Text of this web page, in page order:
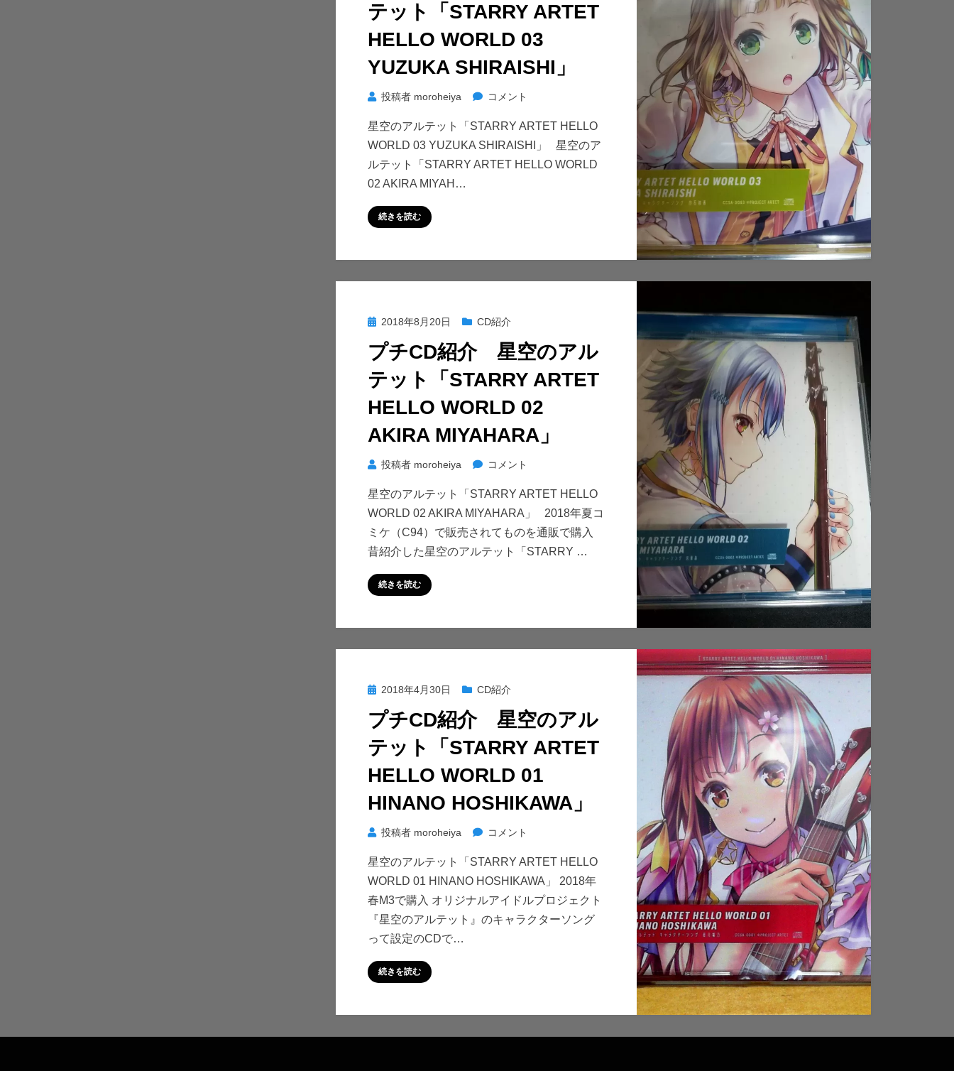
04
KUSAKABE」
に
テット「STARRY ARTET
HELLO WORLD 03
YUZUKA SHIRAISHI」
投稿者 moroheiya
プ
CD
紹
介
「STARRY
ARTET
HELLO
WORLD
YUZUKA
SHIRAISHI」
コメント
星空のアルテット「STARRY ARTET HELLO
WORLD 03 YUZUKA SHIRAISHI」 星空のア
ルテット「STARRY ARTET HELLO WORLD
02 AKIRA MIYAH…
続きを読む
投
日:
2018年8月20日 CD紹介
プチCD紹介 星空のアル
テット「STARRY ARTET
HELLO WORLD 02
AKIRA MIYAHARA」
投稿者 moroheiya
プ
CD
紹
介
星
「STARRY
ARTET
HELLO
WORLD
AKIRA
MIYAHARA」
コメント
星空のアルテット「STARRY ARTET HELLO
WORLD 02 AKIRA MIYAHARA」 2018年夏コ
ミケ（C94）で販売されてものを通販で購入
昔紹介した星空のアルテット「STARRY …
続きを読む
投
日:
2018年4月30日 CD紹介
プチCD紹介 星空のアル
テット「STARRY ARTET
HELLO WORLD 01
HINANO HOSHIKAWA」
投稿者 moroheiya
プ
CD
紹
介
星
コメント
星空のアルテット「STARRY ARTET HELLO
WORLD 01 HINANO HOSHIKAWA」 2018年
春M3で購入 オリジナルアイドルプロジェクト
『星空のアルテット』のキャラクターソング
って設定のCDで…
続きを読む